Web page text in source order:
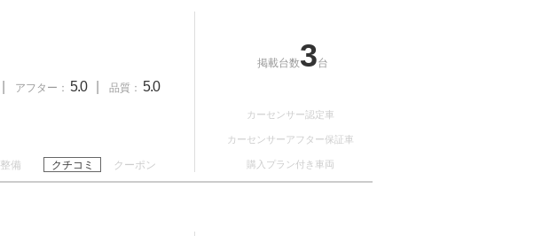
アフター： 5.0 品質： 5.0
整備 クチコミ クーポン
掲載台数3台
カーセンサー認定車
カーセンサーアフター保証車
購入プラン付き車両